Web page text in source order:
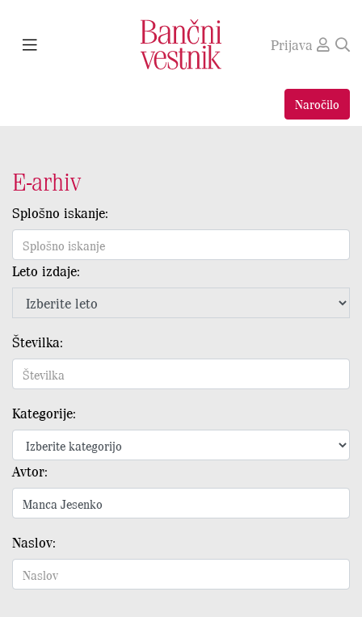
Prijava
Naročilo
E-arhiv
Splošno iskanje:
Leto izdaje:
Številka:
Kategorije:
Avtor:
Naslov: